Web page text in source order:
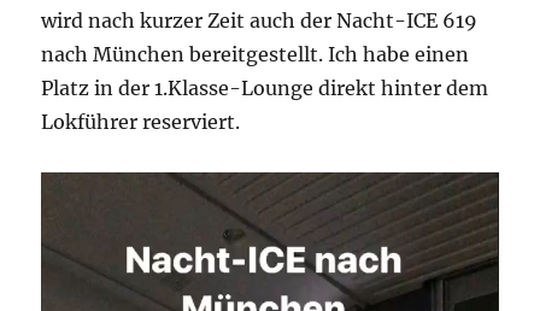
wird nach kurzer Zeit auch der Nacht-ICE 619
nach München bereitgestellt. Ich habe einen
Platz in der 1.Klasse-Lounge direkt hinter dem
Lokführer reserviert.